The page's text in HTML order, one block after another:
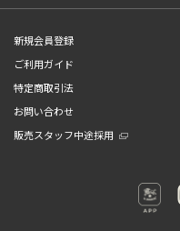
新規会員登録
ご利用ガイド
特定商取引法
お問い合わせ
販売スタッフ中途採用